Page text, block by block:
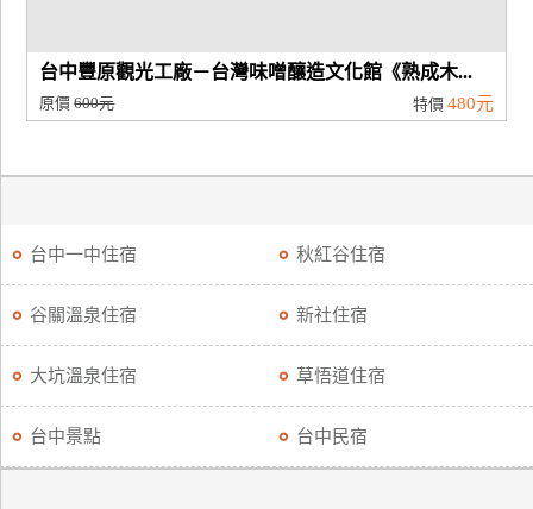
台中豐原觀光工廠－台灣味噌釀造文化館《熟成木...
原價600元 特價 480元
台中一中住宿 秋紅谷住宿
谷關溫泉住宿 新社住宿
大坑溫泉住宿 草悟道住宿
台中景點 台中民宿